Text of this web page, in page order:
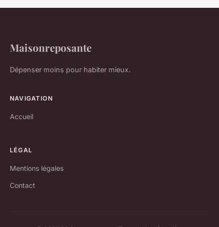
Maisonreposante
Dépenser moins pour habiter mieux.
NAVIGATION
Accueil
LÉGAL
Mentions légales
Contact